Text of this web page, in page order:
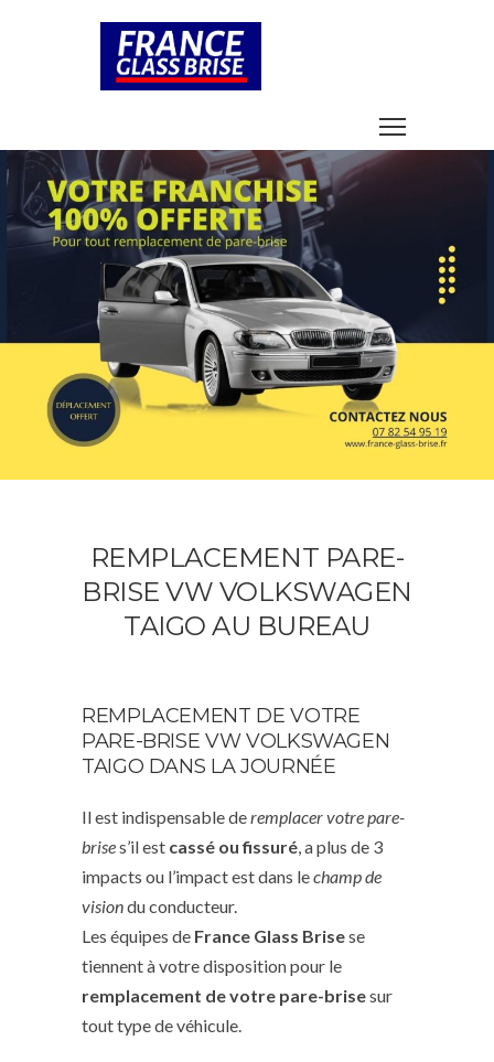
REMPLACEMENT PARE-
BRISE VW VOLKSWAGEN
TAIGO AU BUREAU
REMPLACEMENT DE VOTRE
PARE-BRISE VW VOLKSWAGEN
TAIGO DANS LA JOURNÉE
Il est indispensable deremplacer votre pare-
brises’il est cassé ou fissuré , a plus de 3
impacts ou l’impact est dans lechamp de
visiondu conducteur.
Les équipes de France Glass Brisese
tiennent à votre disposition pour le
remplacement de votre pare-brisesur
tout type de véhicule.